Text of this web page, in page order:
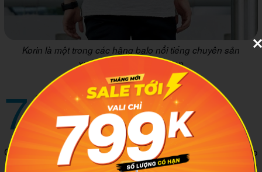
Korin là một trong các hãng balo nổi tiếng chuyên sản
xuất các dòng balo laptop
7 Simplecarry
Các mẫu balo xịn đến từ Simplecarry, một trong các hãng balo
nổi tiếng hiện nay, được sản xuất theo tiêu chuẩn Nhật Bản